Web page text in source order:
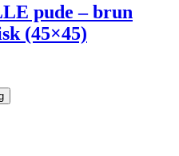
pude – brun
(45×45)